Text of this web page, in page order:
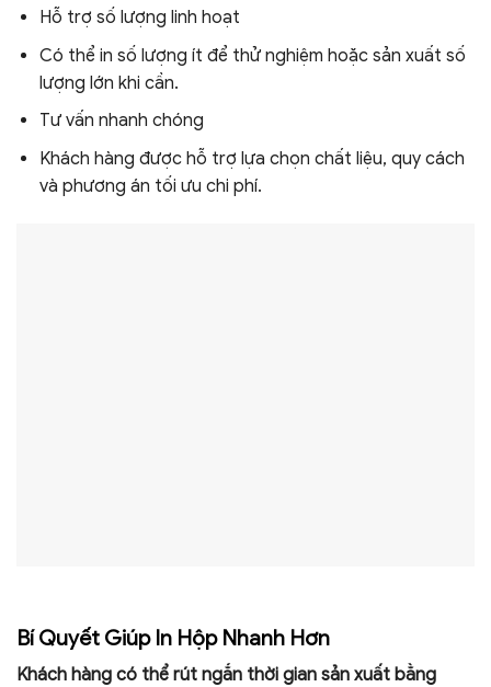
Hỗ trợ số lượng linh hoạt
Có thể in số lượng ít để thử nghiệm hoặc sản xuất số
lượng lớn khi cần.
Tư vấn nhanh chóng
Khách hàng được hỗ trợ lựa chọn chất liệu, quy cách
và phương án tối ưu chi phí.
Bí Quyết Giúp In Hộp Nhanh Hơn
Khách hàng có thể rút ngắn thời gian sản xuất bằng